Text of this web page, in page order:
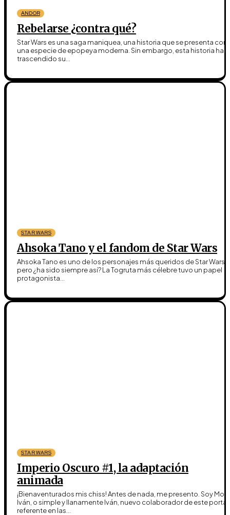
ANDOR
Rebelarse ¿contra qué?
Star Wars es una saga maniquea, una historia que se presenta
una especie de epopeya moderna. Sin embargo, esta historia ha
trascendido su...
STAR WARS
Ahsoka Tano y el fandom de Star Wars
Ahsoka Tano es uno de los personajes más queridos de Star Wars,
pero ¿ha sido siempre así? La Togruta más célebre tuvo un papel
protagonista...
STAR WARS
Imperio Oscuro #1, la adaptación
animada
¡Bienaventurados mis chiss! Antes de nada, me presento. Soy Moff
Iván, o simple y llanamente Iván, nuevo colaborador de este portal
referente en las...